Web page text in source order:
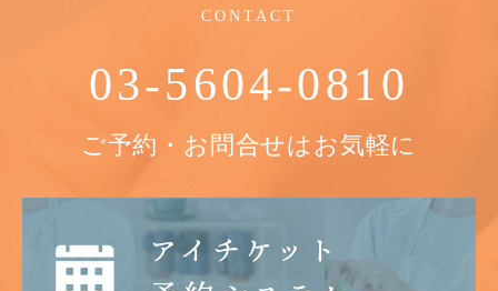
CONTACT
03-5604-0810
ご予約・お問合せはお気軽に